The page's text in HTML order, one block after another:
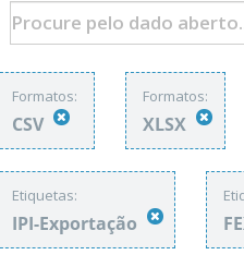
Formatos:
CSV
Formatos:
XLSX
Etiquetas:
IPI-Exportação